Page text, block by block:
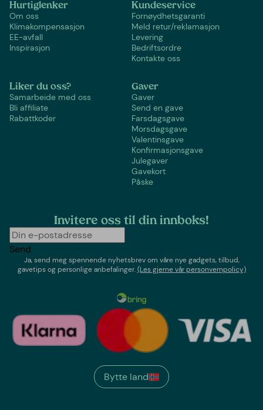
Hurtiglenker
Om oss
Klimakompensasjon
EE-avfall
Inspirasjon
Kundeservice
Fornøydhetsgaranti
Meld retur/reklamasjon
Levering
Bedriftsordre
Kontakte oss
Liker du oss?
Samarbeide med oss
Bli affiliate
Rabattkoder
Gaver
Gaver
Send en gave
Farsdagsgave
Morsdagsgave
Valentinsgave
Konfirmasjonsgave
Julegaver
Gavekort
Påske
Invitere oss til din innboks!
Send
Ja, send meg spennende nyhetsbrev om våre nye gadgets, tilbud,
gavetips og personlige anbefalinger.(Les gjerne vår personvernpolicy)
Bytte land